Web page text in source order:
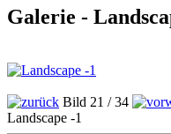
Galerie -
Bild 21 / 34
Landscape -1